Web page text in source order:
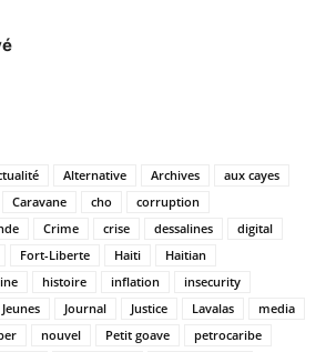
Alternative Archives
aux cayes
Caravane cho
corruption
Crime crise dessalines
digital
Fort-Liberte Haiti
Haitian
histoire inflation
insecurity
Jeunes Journal Justice Lavalas
media
nouvel Petit goave
petrocaribe